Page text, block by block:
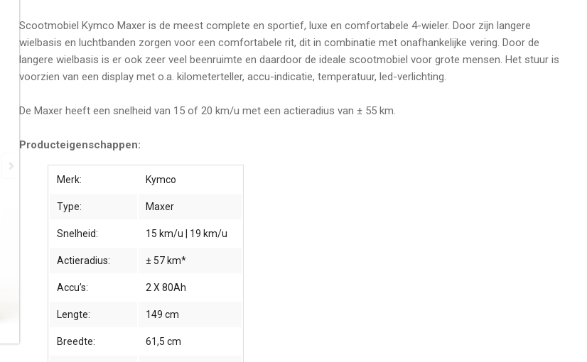
Scootmobiel Kymco Maxer is de meest complete en sportief, luxe en comfortabele 4-wieler. Door zijn langere
wielbasis en luchtbanden zorgen voor een comfortabele rit, dit in combinatie met onafhankelijke vering. Door de
langere wielbasis is er ook zeer veel beenruimte en daardoor de ideale scootmobiel voor grote mensen. Het stuur is
voorzien van een display met o.a. kilometerteller, accu-indicatie, temperatuur, led-verlichting.
De Maxer heeft een snelheid van 15 of 20 km/u met een actieradius van ± 55 km.
Producteigenschappen:
Merk: Kymco
Type: Maxer
Snelheid: 15 km/u | 19 km/u
Actieradius: ± 57 km*
Accu’s: 2 X 80Ah
Lengte: 149 cm
Breedte: 61,5 cm